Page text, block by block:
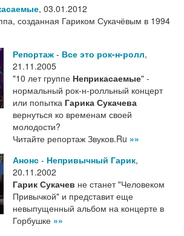
, 03.01.2012
созданная Гариком Сукачёвым в 1994
Репортаж - Все это рок-н-ролл,
21.11.2005
"10 лет группе Неприкасаемые" -
нормальный рок-н-ролльный концерт
или попытка Гарика Сукачева
вернуться ко временам своей
молодости?
Читайте репортаж Звуков.Ru »»
Анонс - Непривычный Гарик,
20.11.2002
Гарик Сукачев не станет "Человеком
Привычкой" и представит еще
невыпущенный альбом на концерте в
Горбушке »»